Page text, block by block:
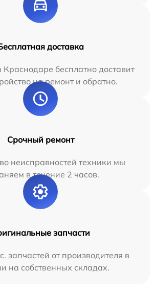
доставка
бесплатно доставит
на ремонт и обратно.
Срочный ремонт
неисправностей техники мы
в течение 2 часов.
запчасти
запчастей от производителя в
на собственных складах.